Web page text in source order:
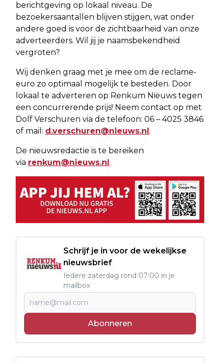
berichtgeving op lokaal niveau. De
bezoekersaantallen blijven stijgen, wat onder
andere goed is voor de zichtbaarheid van onze
adverteerders. Wil jij je naamsbekendheid
vergroten?
Wij denken graag met je mee om de reclame-
euro zo optimaal mogelijk te besteden. Door
lokaal te adverteren op Renkum Nieuws tegen
een concurrerende prijs! Neem contact op met
Dolf Verschuren via de telefoon: 06 – 4025 3846
of mail: d.verschuren@nieuws.nl .
De nieuwsredactie is te bereiken
via renkum@nieuws.nl .
Schrijf je in voor de wekelijkse
nieuwsbrief
Iedere zaterdag rond 07:00 in je
mailbox
Abonneren